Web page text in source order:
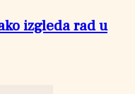
izgleda rad u